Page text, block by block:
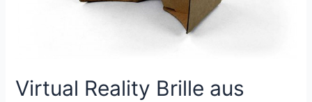
Virtual Reality Brille aus